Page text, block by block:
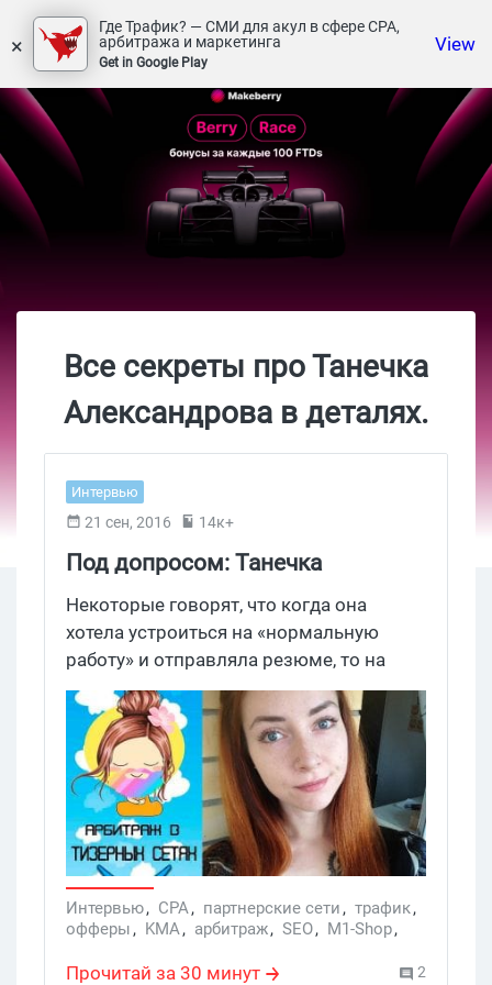
×
Где Трафик? — СМИ для акул в сфере СРА,
арбитража и маркетинга
Get in Google Play
View
Все секреты про Танечка
Александрова в деталях.
Интервью
21 сен, 2016 14к+
Под допросом: Танечка
Александрова - Суровый
Питерский Арбитран
Некоторые говорят, что когда она
хотела устроиться на «нормальную
работу» и отправляла резюме, то на
всякий случай делала преленд с
Малаховым, чтобы конверт был
получше. А когда незнакомые парни
спрашивают, как с ней познакомиться,
она присылает фотку натертой брюквы
с подписью «дедовский способ
познакомиться с девушкой, нужно
только…» Кто-то говорит, что однажды
она выиграла Евровидение, а кто-то –
что научилась арбитражу в колл-центре.
Однако встречайте: сегодня у нас в
Интервью, CPA, партнерские сети, трафик,
офферы, KMA, арбитраж, SEO, M1-Shop,
,CPA - сети ,Танечка Александрова
Прочитай за 30 минут 2